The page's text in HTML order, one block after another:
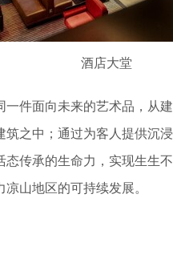
酒店大堂
件面向未来的艺术品，从
之中；通过为客人提供沉
传承的生命力，实现生生
山地区的可持续发展。